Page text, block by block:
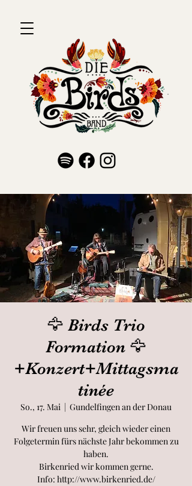
🦅 Birds Trio
Formation 🦅
+Konzert+Mittagsma
tinée
So., 17. Mai
  |
Gundelfingen an der Donau
Wir freuen uns sehr, gleich wieder einen
Folgetermin fürs nächste Jahr bekommen zu
haben.
Birkenried wir kommen gerne.
Info: http://www.birkenried.de/